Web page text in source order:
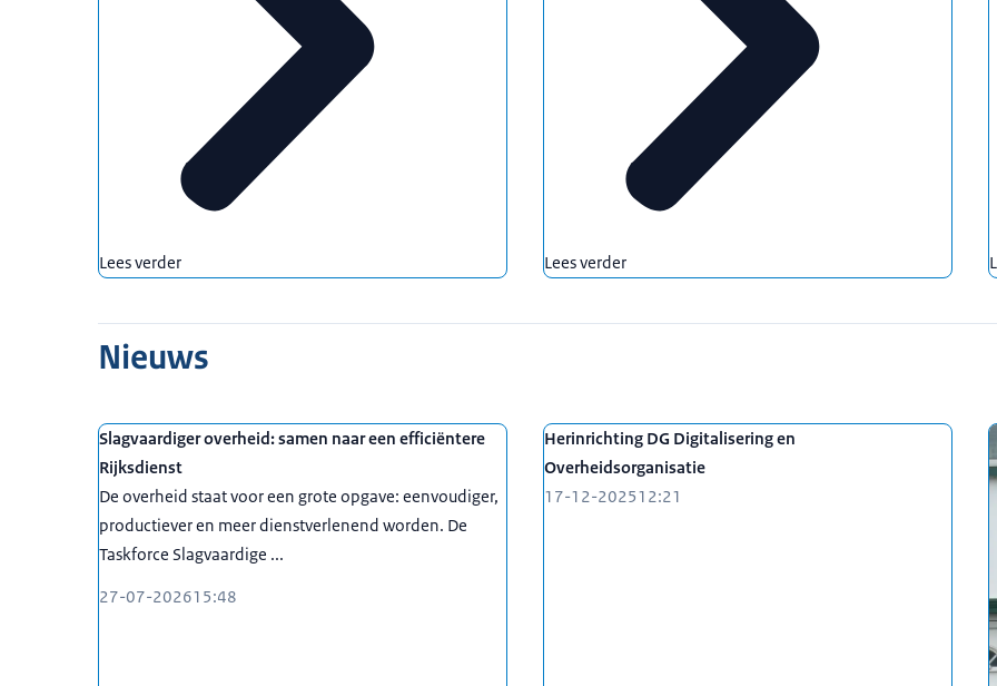
Lees verder Lees verder
Nieuws
Slagvaardiger overheid: samen naar een efficiëntere
Rijksdienst
De overheid staat voor een grote opgave: eenvoudiger,
productiever en meer dienstverlenend worden. De
Taskforce Slagvaardige ...
27-07-202615:48
Herinrichting DG Digitalisering en
Overheidsorganisatie
17-12-202512:21